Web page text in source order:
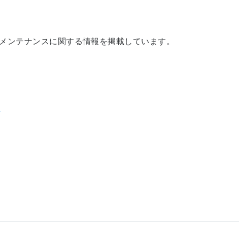
ンテナンスに関する情報を掲載しています。